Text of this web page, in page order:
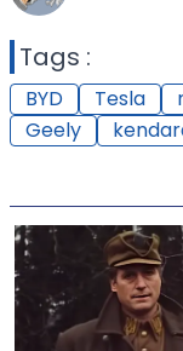
Tags :
BYD Tesla
Geely